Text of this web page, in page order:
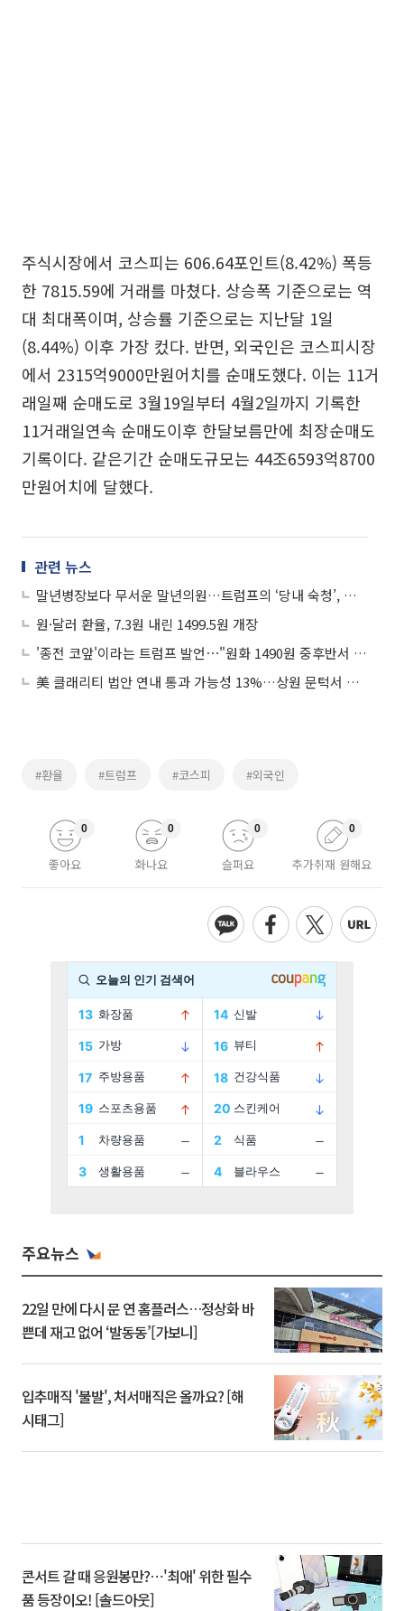
주식시장에서 코스피는 606.64포인트(8.42%) 폭등
한 7815.59에 거래를 마쳤다. 상승폭 기준으로는 역
대 최대폭이며, 상승률 기준으로는 지난달 1일
(8.44%) 이후 가장 컸다. 반면, 외국인은 코스피시장
에서 2315억9000만원어치를 순매도했다. 이는 11거
래일째 순매도로 3월19일부터 4월2일까지 기록한
11거래일연속 순매도이후 한달보름만에 최장순매도
기록이다. 같은기간 순매도규모는 44조6593억8700
만원어치에 달했다.
관련 뉴스
말년병장보다 무서운 말년의원…트럼프의 ‘당내 숙청’, 자충수 되나
원·달러 환율, 7.3원 내린 1499.5원 개장
'종전 코앞'이라는 트럼프 발언⋯"원화 1490원 중후반서 등락"
美 클래리티 법안 연내 통과 가능성 13%…상원 문턱서 제동
#환율 #트럼프 #코스피 #외국인
좋아요
0
화나요
0
슬퍼요
0
추가취재 원해요
0
주요뉴스
22일 만에 다시 문 연 홈플러스…정상화 바
쁜데 재고 없어 ‘발동동’[가보니]
입추매직 '불발', 처서매직은 올까요? [해
시태그]
콘서트 갈 때 응원봉만?⋯'최애' 위한 필수
품 등장이오! [솔드아웃]